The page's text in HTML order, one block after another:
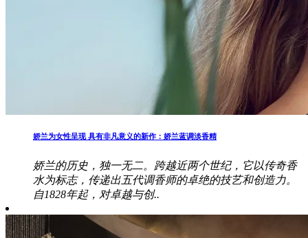
娇兰为女性呈现 具有非凡意义的新作：娇兰蓝调淡香精
娇兰的历史，独一无二。跨越近两个世纪，它以传奇香
水为标志，传递出五代调香师的卓绝的技艺和创造力。
自1828年起，对卓越与创..